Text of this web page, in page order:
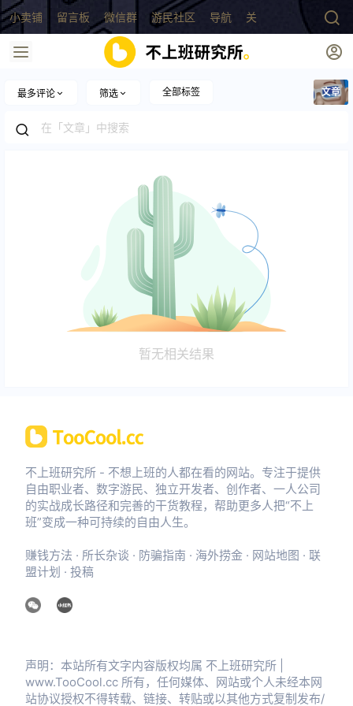
小卖铺 留言板 微信群 游民社区 导航 关于
最多评论 筛选 全部标签 文章
暂无相关结果
不上班研究所 - 不想上班的人都在看的网站。专注于提供
自由职业者、数字游民、独立开发者、创作者、一人公司
的实战成长路径和完善的干货教程，帮助更多人把“不上
班”变成一种可持续的自由人生。
赚钱方法 · 所长杂谈 · 防骗指南 · 海外捞金 · 网站地图 · 联
盟计划 · 投稿
声明：本站所有文字内容版权均属 不上班研究所 |
www.TooCool.cc 所有，任何媒体、网站或个人未经本网
站协议授权不得转载、链接、转贴或以其他方式复制发布/